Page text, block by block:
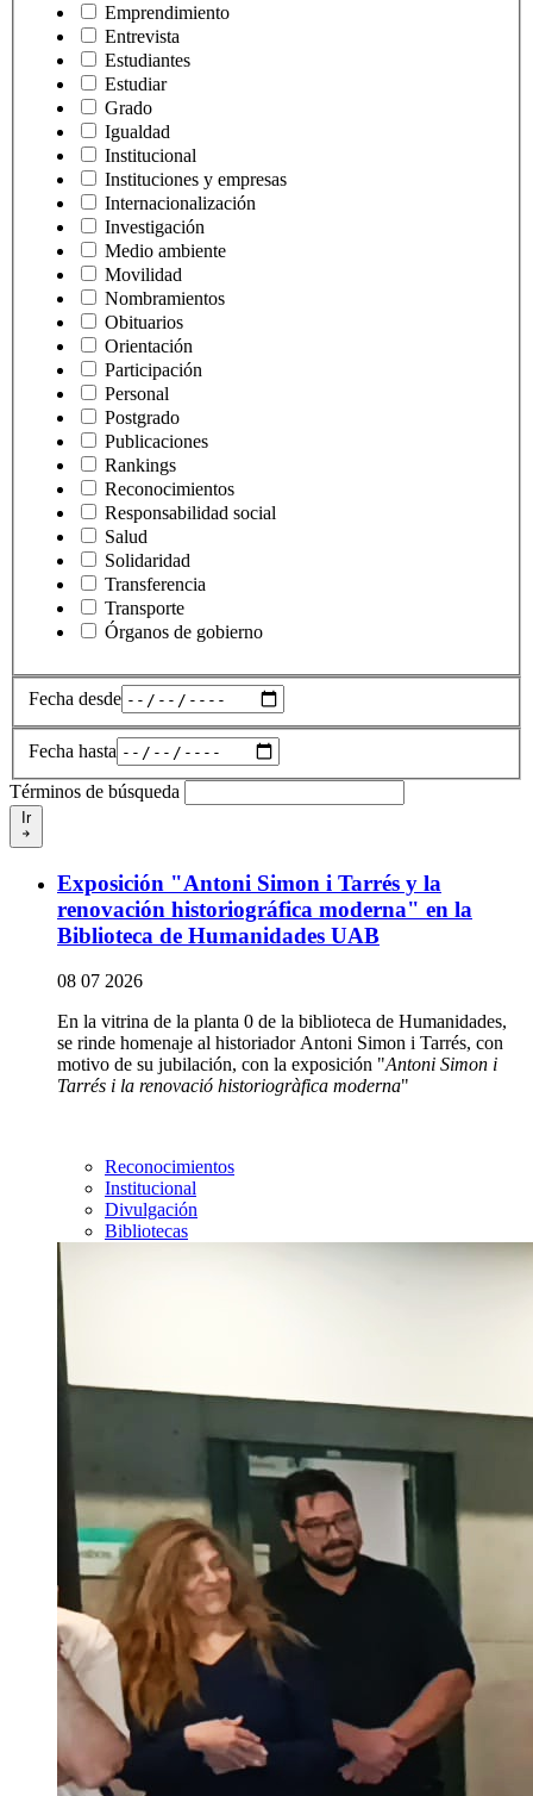
Emprendimiento
Entrevista
Estudiantes
Estudiar
Grado
Igualdad
Institucional
Instituciones y empresas
Internacionalización
Investigación
Medio ambiente
Movilidad
Nombramientos
Obituarios
Orientación
Participación
Personal
Postgrado
Publicaciones
Rankings
Reconocimientos
Responsabilidad social
Salud
Solidaridad
Transferencia
Transporte
Órganos de gobierno
Fecha desde
Fecha hasta
Términos de búsqueda
Ir
Exposición "Antoni Simon i Tarrés y la
renovación historiográfica moderna" en la
Biblioteca de Humanidades UAB
08 07 2026
En la vitrina de la planta 0 de la biblioteca de Humanidades,
se rinde homenaje al historiador Antoni Simon i Tarrés, con
motivo de su jubilación, con la exposición "Antoni Simon i
Tarrés i la renovació historiogràfica moderna"
Reconocimientos
Institucional
Divulgación
Bibliotecas